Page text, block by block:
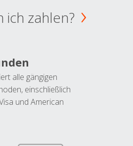
ich zahlen?
alle gängigen
einschließlich
und American